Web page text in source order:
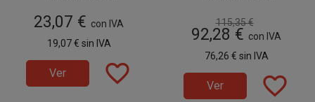
cm. Fabricados en caña de
azúcar, son 100%
biodegradables y
compostables. La mejor
elección para disfrutar de tus
envases desechables
paquetes de 50 unidades.
23,07 € con IVA
19,07 € sin IVA
Ver favorite_border
cm. Fabricados en caña de
azúcar, son 100%
biodegradables y
compostables. La mejor
elección para disfrutar de tus
envases desechables
ecológicos, respetando
de 250 unidades, distribuidas
en 5 paquetes de 50 unidades.
115,35 €
92,28 € con IVA
76,26 € sin IVA
Ver favorite_border